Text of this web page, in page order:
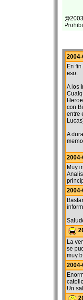
En
eso.
A los
con
entre
A
Muy
La
se
muy
Un